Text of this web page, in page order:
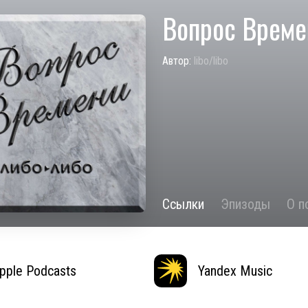
Вопрос
Автор: libo/libo
Ссылки Эпизоды О
Podcasts Yandex Music